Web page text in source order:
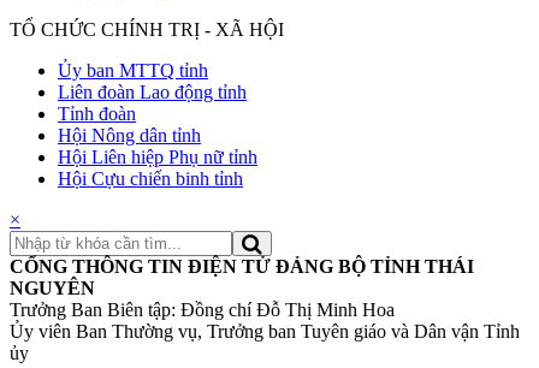
TỔ CHỨC CHÍNH TRỊ - XÃ HỘI
Ủy ban MTTQ tỉnh
Liên đoàn Lao động tỉnh
Tỉnh đoàn
Hội Nông dân tỉnh
Hội Liên hiệp Phụ nữ tỉnh
Hội Cựu chiến binh tỉnh
×
CỔNG THÔNG TIN ĐIỆN TỬ ĐẢNG BỘ TỈNH THÁI
NGUYÊN
Trưởng Ban Biên tập: Đồng chí Đỗ Thị Minh Hoa
Ủy viên Ban Thường vụ, Trưởng ban Tuyên giáo và Dân vận Tỉnh
ủy